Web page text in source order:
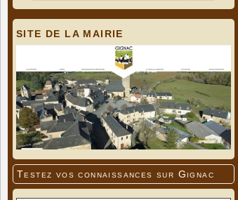
SITE DE LA MAIRIE
Testez vos connaissances sur Gignac